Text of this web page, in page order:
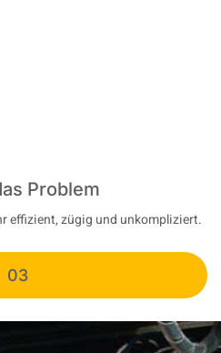
Problem
effizient, zügig und unkompliziert.
03